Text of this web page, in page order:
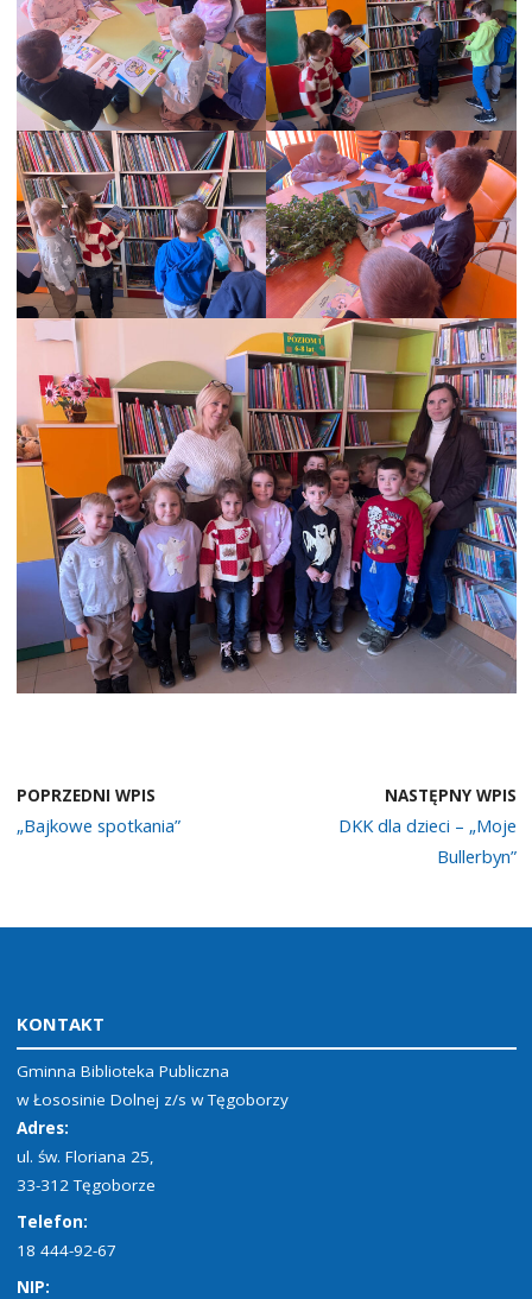
POPRZEDNI WPIS
„Bajkowe spotkania”
NASTĘPNY WPIS
DKK dla dzieci – „Moje
Bullerbyn”
KONTAKT
Gminna Biblioteka Publiczna
w Łososinie Dolnej z/s w Tęgoborzy
Adres:
ul. św. Floriana 25,
33-312 Tęgoborze
Telefon:
18 444-92-67
NIP: